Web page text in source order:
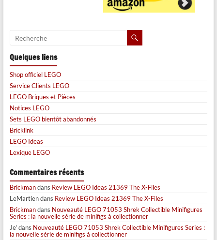
Quelques liens
Shop officiel LEGO
Service Clients LEGO
LEGO Briques et Pièces
Notices LEGO
Sets LEGO bientôt abandonnés
Bricklink
LEGO Ideas
Lexique LEGO
Commentaires récents
Brickmandans Review LEGO Ideas 21369 The X-Files
LeMartiendans Review LEGO Ideas 21369 The X-Files
Brickmandans Nouveauté LEGO 71053 Shrek Collectible Minifigures
Series : la nouvelle série de minifigs à collectionner
Je' dans Nouveauté LEGO 71053 Shrek Collectible Minifigures Series :
la nouvelle série de minifigs à collectionner